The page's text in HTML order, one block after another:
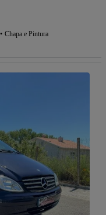
Chapa e Pintura